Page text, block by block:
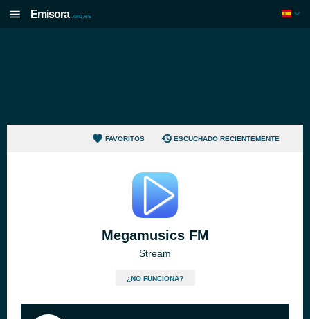
Emisora .org.es
FAVORITOS ESCUCHADO RECIENTEMENTE
Megamusics FM
Stream
¿NO FUNCIONA?